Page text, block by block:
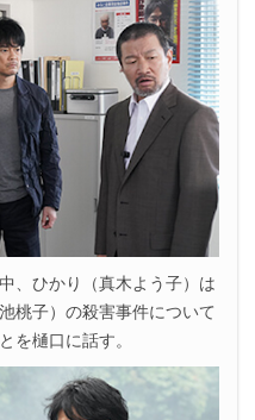
、ひかり（真木よう子）は
桃子）の殺害事件について
を樋口に話す。